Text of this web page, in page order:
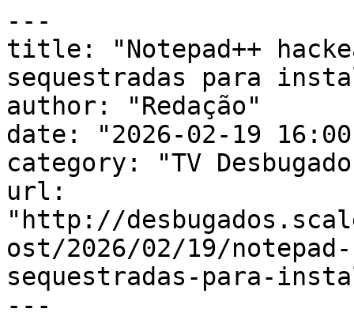
---
title: "Notepad++
sequestradas para
author: "Redação"
date: "2026-02-19
category: "TV
url:
"http://
ost/2026/02/19/
sequestradas-para-
---